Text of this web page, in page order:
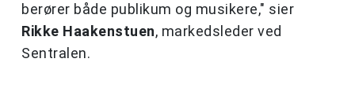
berører både publikum og musikere," sier
Rikke Haakenstuen, markedsleder ved
Sentralen.